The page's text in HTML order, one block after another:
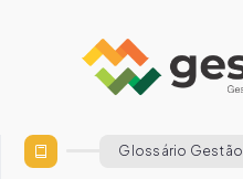
Glossário